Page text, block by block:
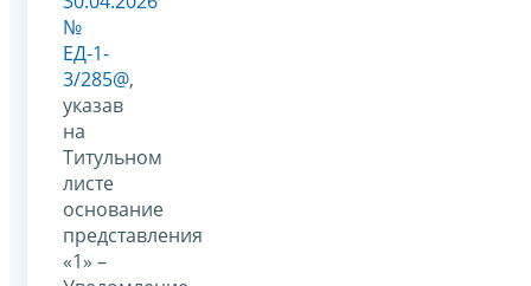
№
ЕД-1-
3/285@,
указав
на
Титульном
листе
основание
представления
«1» –